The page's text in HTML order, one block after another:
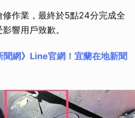
修作業，最終於5點24分完成全
響用戶致歉。
網》Line官網！宜蘭在地新聞